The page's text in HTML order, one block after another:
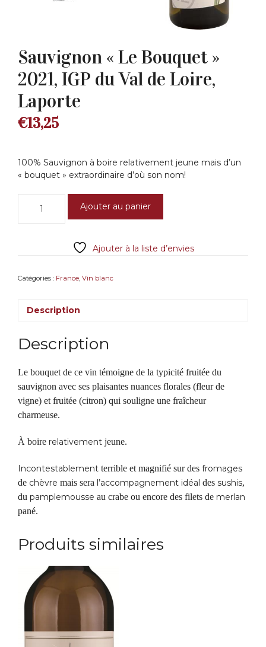
Sauvignon « Le Bouquet »
2021, IGP du Val de Loire,
Laporte
€13,25
100% Sauvignon à boire relativement jeune mais d’un
« bouquet » extraordinaire d’où son nom!
Sauvignon
IGP
de
Ajouter au panier
Ajouter à la liste d’envies
Catégories : France Vin blanc
Description
Description
Le bouquet de ce vin témoigne de la typicité fruitée du
sauvignon avec ses plaisantes nuances florales (fleur de
vigne) et fruitée (citron) qui souligne une fraîcheur
charmeuse.
À boire relativement jeune.
Incontestablement terrible et magnifié sur des fromages
de chèvre mais sera l’accompagnement idéal des sushis,
du pamplemousse au crabe ou encore des filets de merlan
pané.
Produits similaires